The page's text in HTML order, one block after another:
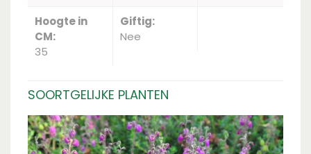
Hoogte in
CM:
35
Giftig:
Nee
SOORTGELIJKE PLANTEN